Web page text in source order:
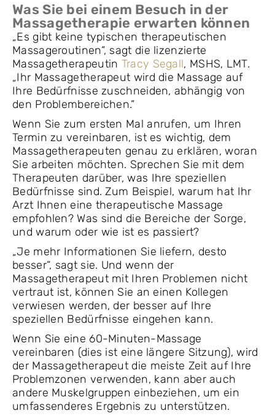
Was Sie bei einem Besuch in der
Massagetherapie erwarten können
„Es gibt keine typischen therapeutischen
Massageroutinen“, sagt die lizenzierte
Massagetherapeutin Tracy Segall, MSHS, LMT.
„Ihr Massagetherapeut wird die Massage auf
Ihre Bedürfnisse zuschneiden, abhängig von
den Problembereichen.“
Wenn Sie zum ersten Mal anrufen, um Ihren
Termin zu vereinbaren, ist es wichtig, dem
Massagetherapeuten genau zu erklären, woran
Sie arbeiten möchten. Sprechen Sie mit dem
Therapeuten darüber, was Ihre speziellen
Bedürfnisse sind. Zum Beispiel, warum hat Ihr
Arzt Ihnen eine therapeutische Massage
empfohlen? Was sind die Bereiche der Sorge,
und warum oder wie ist es passiert?
„Je mehr Informationen Sie liefern, desto
besser“, sagt sie. Und wenn der
Massagetherapeut mit Ihren Problemen nicht
vertraut ist, können Sie an einen Kollegen
verwiesen werden, der besser auf Ihre
speziellen Bedürfnisse eingehen kann.
Wenn Sie eine 60-Minuten-Massage
vereinbaren (dies ist eine längere Sitzung), wird
der Massagetherapeut die meiste Zeit auf Ihre
Problemzonen verwenden, kann aber auch
andere Muskelgruppen einbeziehen, um ein
umfassenderes Ergebnis zu unterstützen.